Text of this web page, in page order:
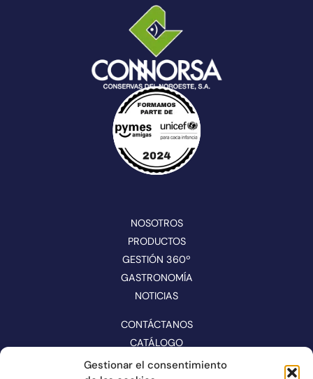
Gestionar el consentimiento
NOSOTROS
PRODUCTOS
GESTIÓN 360º
GASTRONOMÍA
NOTICIAS
CONTÁCTANOS
CATÁLOGO
SÍGUENOS EN REDES